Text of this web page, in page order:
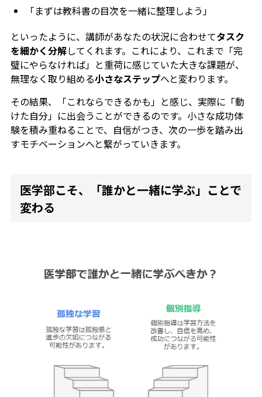
「まずは教科書の目次を一緒に整理しよう」
といったように、講師があなたの状況に合わせてタスク
を細かく分解してくれます。これにより、これまで「完
璧にやらなければ」と重荷に感じていた大きな課題が、
無理なく取り組める小さなステップへと変わります。
その結果、「これならできるかも」と感じ、実際に「動
けた自分」に出会うことができるのです。小さな成功体
験を積み重ねることで、自信がつき、次の一歩を踏み出
すモチベーションへと繋がっていきます。
医学部こそ、「誰かと一緒に学ぶ」ことで
変わる